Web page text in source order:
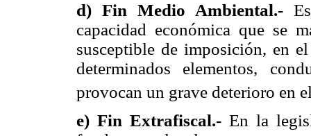
d) Fin Medio Ambiental.-
capacidad económica que se
susceptible de imposición, en
determinados elementos,
provocan un grave deterioro en
e) Fin Extrafiscal.- En la